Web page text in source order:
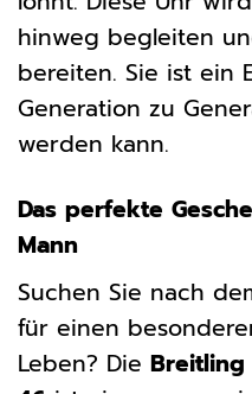
hinweg begleiten
bereiten. Sie ist ein
Generation zu
werden kann.
Das perfekte
Mann
Suchen Sie nach
für einen
Leben? Die Breitling